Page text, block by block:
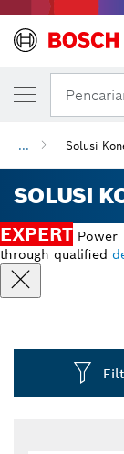
... Solusi
SOLUSI
EXPERT Power
through qualified